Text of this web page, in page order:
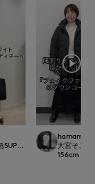
SUPERIORCLOSET
hamamoto
大宮そごう
156cm